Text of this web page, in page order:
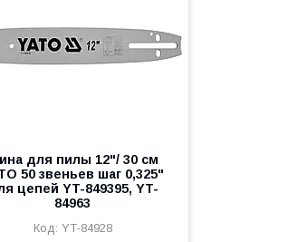
для пилы 12"/ 30 см
50 звеньев шаг 0,325"
цепей YT-849395, YT-
84963
YT-84928